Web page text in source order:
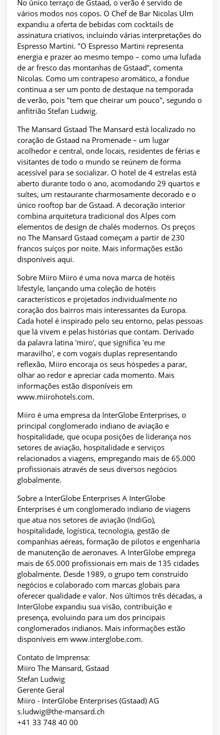
No único terraço de Gstaad, o verão é servido de
vários modos nos copos. O Chef de Bar Nicolas Ulm
expandiu a oferta de bebidas com cocktails de
assinatura criativos, incluindo várias interpretações do
Espresso Martini. "O Espresso Martini representa
energia e prazer ao mesmo tempo – como uma lufada
de ar fresco das montanhas de Gstaad”, comenta
Nicolas. Como um contrapeso aromático, a fondue
continua a ser um ponto de destaque na temporada
de verão, pois "tem que cheirar um pouco", segundo o
anfitrião Stefan Ludwig.
The Mansard Gstaad The Mansard está localizado no
coração de Gstaad na Promenade – um lugar
acolhedor e central, onde locais, residentes de férias e
visitantes de todo o mundo se reúnem de forma
acessível para se socializar. O hotel de 4 estrelas está
aberto durante todo o ano, acomodando 29 quartos e
suítes, um restaurante charmosamente decorado e o
único rooftop bar de Gstaad. A decoração interior
combina arquitetura tradicional dos Alpes com
elementos de design de chalés modernos. Os preços
no The Mansard Gstaad começam a partir de 230
francos suíços por noite. Mais informações estão
disponíveis aqui.
Sobre Miiro Miiro é uma nova marca de hotéis
lifestyle, lançando uma coleção de hotéis
característicos e projetados individualmente no
coração dos bairros mais interessantes da Europa.
Cada hotel é inspirado pelo seu entorno, pelas pessoas
que lá vivem e pelas histórias que contam. Derivado
da palavra latina 'miro', que significa 'eu me
maravilho', e com vogais duplas representando
reflexão, Miiro encoraja os seus hóspedes a parar,
olhar ao redor e apreciar cada momento. Mais
informações estão disponíveis em
www.miirohotels.com.
Miiro é uma empresa da InterGlobe Enterprises, o
principal conglomerado indiano de aviação e
hospitalidade, que ocupa posições de liderança nos
setores de aviação, hospitalidade e serviços
relacionados a viagens, empregando mais de 65.000
profissionais através de seus diversos negócios
globalmente.
Sobre a InterGlobe Enterprises A InterGlobe
Enterprises é um conglomerado indiano de viagens
que atua nos setores de aviação (IndiGo),
hospitalidade, logística, tecnologia, gestão de
companhias aéreas, formação de pilotos e engenharia
de manutenção de aeronaves. A InterGlobe emprega
mais de 65.000 profissionais em mais de 135 cidades
globalmente. Desde 1989, o grupo tem construído
negócios e colaborado com marcas globais para
oferecer qualidade e valor. Nos últimos três décadas, a
InterGlobe expandiu sua visão, contribuição e
presença, evoluindo para um dos principais
conglomerados indianos. Mais informações estão
disponíveis em www.interglobe.com.
Contato de Imprensa:
Miiro The Mansard, Gstaad
Stefan Ludwig
Gerente Geral
Miiro - InterGlobe Enterprises (Gstaad) AG
s.ludwig@the-mansard.ch
+41 33 748 40 00